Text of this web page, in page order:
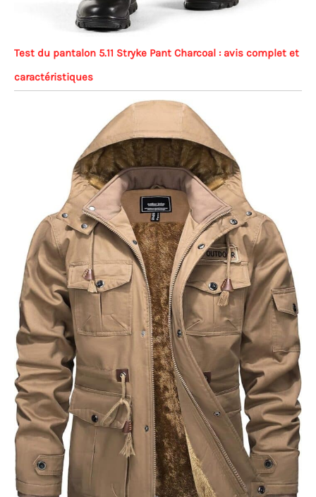
Test du pantalon 5.11 Stryke Pant Charcoal : avis complet et
caractéristiques